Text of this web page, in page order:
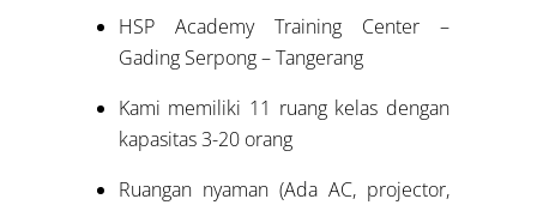
HSP Academy Training Center –
Gading Serpong – Tangerang
Kami memiliki 11 ruang kelas dengan
kapasitas 3-20 orang
Ruangan nyaman (Ada AC, projector,